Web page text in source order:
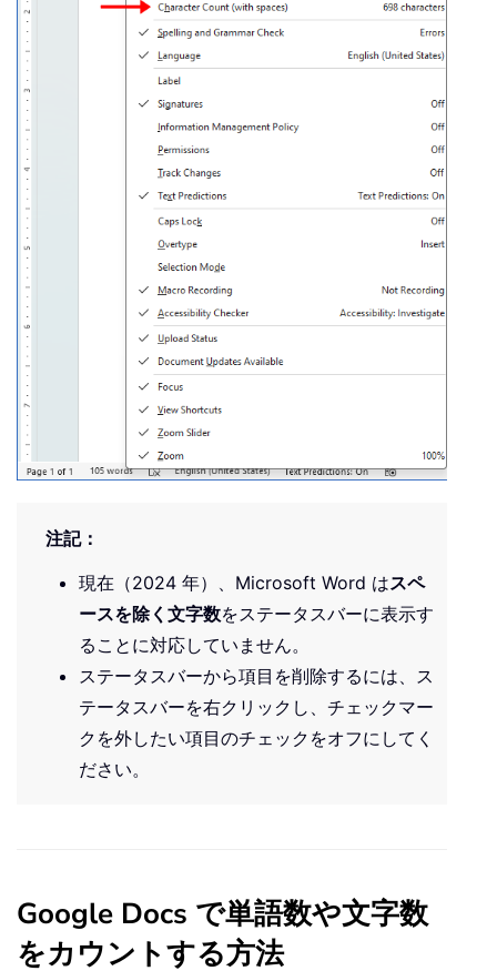
注記：
現在（2024 年）、Microsoft Word はスペ
ースを除く文字数をステータスバーに表示す
ることに対応していません。
ステータスバーから項目を削除するには、ス
テータスバーを右クリックし、チェックマー
クを外したい項目のチェックをオフにしてく
ださい。
Google Docs で単語数や文字数
をカウントする方法